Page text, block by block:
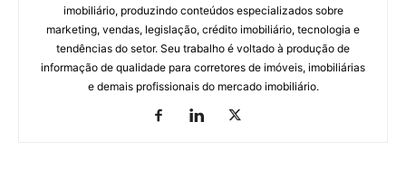
imobiliário, produzindo conteúdos especializados sobre
marketing, vendas, legislação, crédito imobiliário, tecnologia e
tendências do setor. Seu trabalho é voltado à produção de
informação de qualidade para corretores de imóveis, imobiliárias
e demais profissionais do mercado imobiliário.